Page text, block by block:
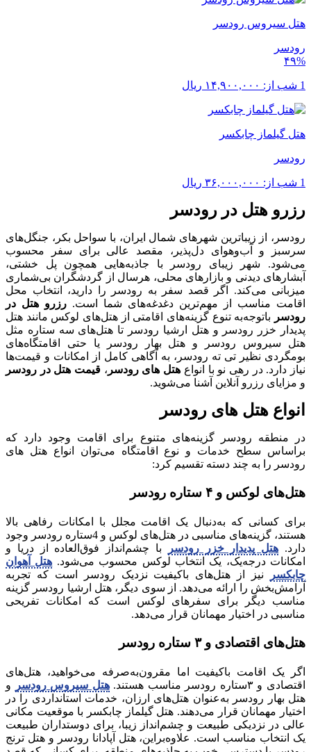
هتل سیروس رودسر
رودسر
۴۹%
1 شب از: ۱۴,۹۰۰,۰۰۰ ریال
هتل گیلماز چابکسر
رودسر
1 شب از: ۳۶,۰۰۰,۰۰۰ ریال
رزرو هتل در رودسر
رودسر، از زیباترین شهرهای شمال ایران، با سواحل بکر، جنگل‌های
سرسبز و آب‌وهوای دل‌پذیر، مقصد عالی برای سفر محسوب
می‌شود. شهر زیبای رودسر با جاذبه‌هایی همچون پل خشتی،
آبشارهای دیدنی و بازارهای محلی، هر‌سال از گردشگران بی‌شماری
میزبانی می‌کند. اگر قصد سفر به رودسر را دارید، انتخاب محل
اقامت مناسب از مهم‌ترین دغدغه‌های شما است. رزرو هتل در
رودسر
با‌توجه‌به تنوع گزینه‌های اقامتی از هتل‌های لوکس مانند هتل
پدیدار خزر رودسر و هتل ارشیا رودسر تا هتل‌های سه ستاره مثل
هتل سیروس رودسر و هتل بهار رودسر یا حتی اقامتگاه‌های
بومگردی نظیر تی ته رودسر، به آگاهی کامل از امکانات و قیمت‌ها
نیاز دارد. در رهی نو با انواع هتل های رودسر ، قیمت هتل در رودسر
و مزایای رزرو آنلاین آشنا می‌شوید.
انواع هتل های رودسر
در منطقه رودسر گزینه‌های متنوع برای اقامت وجود دارد که
بر‌اساس سطح خدمات و نوع اقامتگاه می‌توان انواع هتل های
رودسر را به چند دسته تقسیم کرد:
هتل‌های لوکس و ۴ ستاره رودسر
برای کسانی که به‌دنبال یک اقامت مجلل با امکانات رفاهی بالا
هستند، گزینه‌های مناسبی در هتل‌های لوکس و 4‌ستاره رودسر وجود
دارد. هتل پدیدار خزر رودسر
با چشم‌انداز فوق‌العاده از دریا و
امکانات درجه‌یک، یک انتخاب لوکس محسوب می‌شود. هتل آهوان
چابکسر
نیز از هتل‌های باکیفیت نزدیک رودسر است که تجربه
آرامش‌بخش را ارائه می‌دهد. از سوی دیگر، هتل ارشیا رودسر گزینه
مناسب دیگر برای سفرهای لوکس است که امکانات تفریحی
مناسبی در اختیار مهمانان قرار می‌دهد.
هتل‌های اقتصادی و ۳ ستاره رودسر
اگر یک اقامت باکیفیت اما مقرون‌به‌صرفه می‌خواهید، هتل‌های
اقتصادی و ۳‌ستاره رودسر مناسب هستند.
هتل سیروس رودسر
و
هتل بهار رودسر به‌عنوان هتل‌های ارزان، خدمات استانداردی را در
اختیار مهمانان قرار می‌دهند. هتل گیلماز چابکسر با موقعیت مکانی
عالی در نزدیکی طبیعت و چشم‌انداز زیبا، برای دوستداران طبیعت
یک انتخاب مناسب است. علاوه‌بر‌این، هتل آپادانا رودسر و هتل ترنج